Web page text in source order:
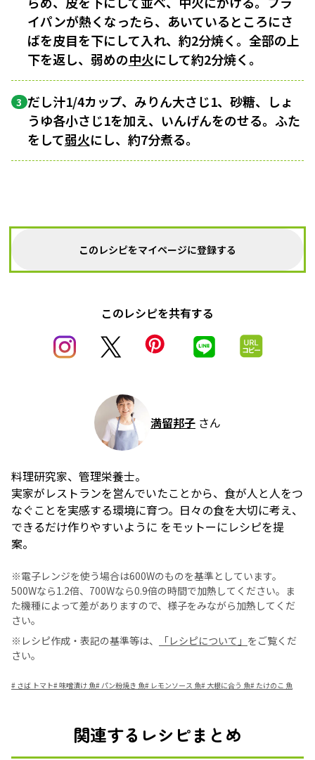
イパンが熱くなったら、あいているところにさ
ばを皮目を下にして入れ、約2分焼く。全部の上
下を返し、弱めの中火にして約2分焼く。
3 だし汁1/4カップ、みりん大さじ1、砂糖、しょ
うゆ各小さじ1を加え、いんげんをのせる。ふた
をして弱火にし、約7分煮る。
このレシピをマイページに登録する
このレシピを共有する
満留邦子 さん
料理研究家、管理栄養士。
実家がレストランを営んでいたことから、食が人と人をつ
なぐことを実感する環境に育つ。日々の食を大切に考え、
できるだけ作りやすいように をモットーにレシピを提
案。
※電子レンジを使う場合は600Wのものを基準としています。
500Wなら1.2倍、700Wなら0.9倍の時間で加熱してください。ま
た機種によって差がありますので、様子をみながら加熱してくだ
さい。
※レシピ作成・表記の基準等は、
「レシピについて」 をご覧くだ
さい。
# さば トマト#味噌漬け 魚#パン粉焼き 魚# レモンソース 魚# 大根に合う 魚# たけのこ 魚
関連するレシピまとめ